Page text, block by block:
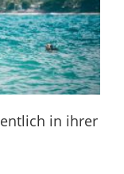
in ihrer